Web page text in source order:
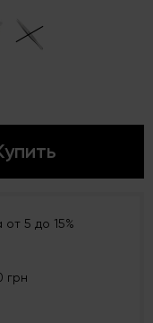
5 до 15%
грн